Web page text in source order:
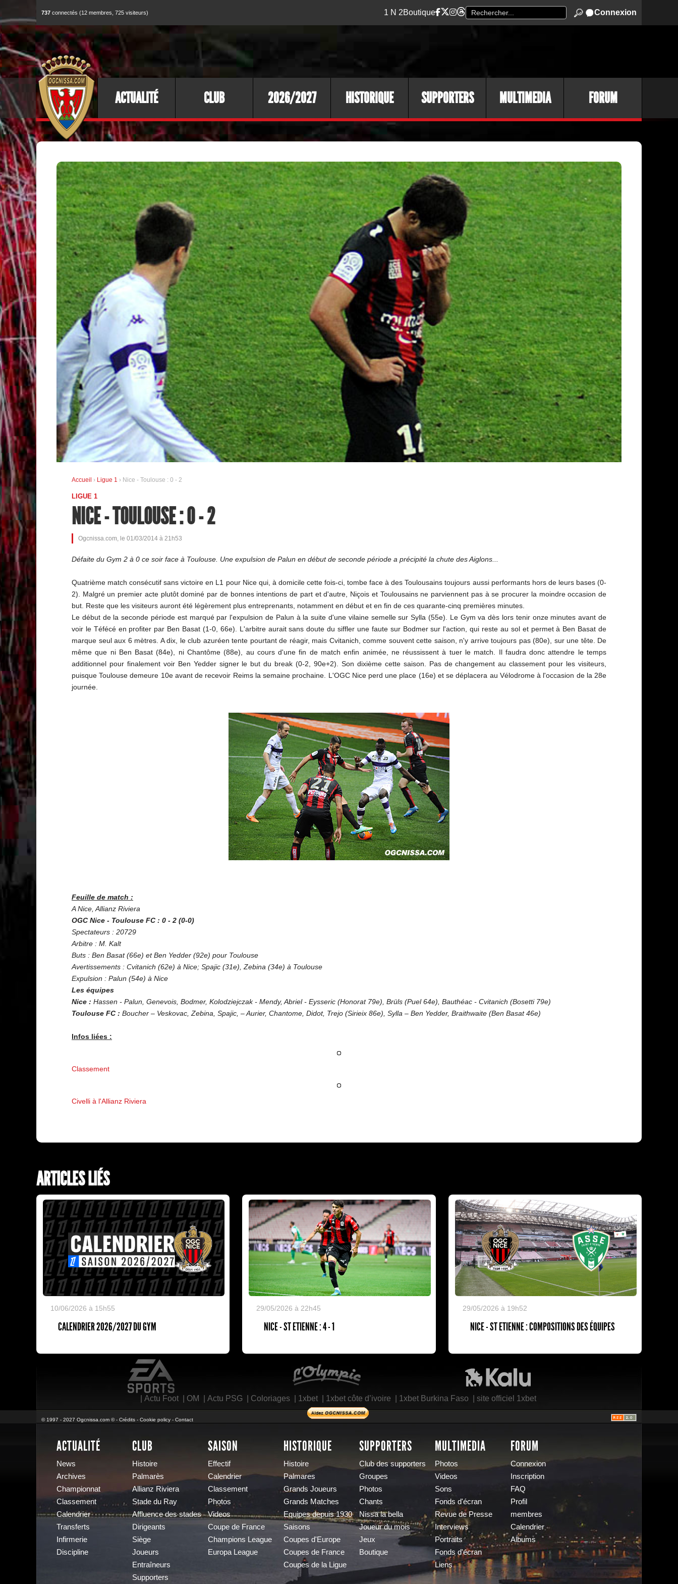
737 connectés (12 membres, 725 visiteurs) 1 N 2Boutique Connexion
ACTUALITÉ CLUB 2026/2027 HISTORIQUE SUPPORTERS MULTIMEDIA FORUM
Accueil › Ligue 1 › Nice - Toulouse : 0 - 2
LIGUE 1
NICE - TOULOUSE : 0 - 2
Ogcnissa.com, le 01/03/2014 à 21h53
Défaite du Gym 2 à 0 ce soir face à Toulouse. Une expulsion de Palun en début de seconde période a précipité la chute des Aiglons...
Quatrième match consécutif sans victoire en L1 pour Nice qui, à domicile cette fois-ci, tombe face à des Toulousains toujours aussi performants hors de leurs bases (0-
2). Malgré un premier acte plutôt dominé par de bonnes intentions de part et d'autre, Niçois et Toulousains ne parviennent pas à se procurer la moindre occasion de
but. Reste que les visiteurs auront été légèrement plus entreprenants, notamment en début et en fin de ces quarante-cinq premières minutes.
Le début de la seconde période est marqué par l'expulsion de Palun à la suite d'une vilaine semelle sur Sylla (55e). Le Gym va dès lors tenir onze minutes avant de
voir le Téfécé en profiter par Ben Basat (1-0, 66e). L'arbitre aurait sans doute du siffler une faute sur Bodmer sur l'action, qui reste au sol et permet à Ben Basat de
marque seul aux 6 mètres. A dix, le club azuréen tente pourtant de réagir, mais Cvitanich, comme souvent cette saison, n'y arrive toujours pas (80e), sur une tête. De
même que ni Ben Basat (84e), ni Chantôme (88e), au cours d'une fin de match enfin animée, ne réussissent à tuer le match. Il faudra donc attendre le temps
additionnel pour finalement voir Ben Yedder signer le but du break (0-2, 90e+2). Son dixième cette saison. Pas de changement au classement pour les visiteurs,
puisque Toulouse demeure 10e avant de recevoir Reims la semaine prochaine. L'OGC Nice perd une place (16e) et se déplacera au Vélodrome à l'occasion de la 28e
journée.
Feuille de match :
A Nice, Allianz Riviera
OGC Nice - Toulouse FC : 0 - 2 (0-0)
Spectateurs : 20729
Arbitre : M. Kalt
Buts : Ben Basat (66e) et Ben Yedder (92e) pour Toulouse
Avertissements : Cvitanich (62e) à Nice; Spajic (31e), Zebina (34e) à Toulouse
Expulsion : Palun (54e) à Nice
Les équipes
Nice : Hassen - Palun, Genevois, Bodmer, Kolodziejczak - Mendy, Abriel - Eysseric (Honorat 79e), Brüls (Puel 64e), Bauthéac - Cvitanich (Bosetti 79e)
Toulouse FC : Boucher – Veskovac, Zebina, Spajic, – Aurier, Chantome, Didot, Trejo (Sirieix 86e), Sylla – Ben Yedder, Braithwaite (Ben Basat 46e)
Infos liées :
Classement
Civelli à l'Allianz Riviera
ARTICLES LIÉS
10/06/2026 à 15h55
CALENDRIER 2026/2027 DU GYM
29/05/2026 à 22h45
NICE - ST ETIENNE : 4 - 1
29/05/2026 à 19h52
NICE - ST ETIENNE : COMPOSITIONS DES ÉQUIPES
Actu Foot| OM Actu PSG| Coloriages| 1xbet| 1xbet côte d’ivoire 1xbet Burkina Faso site officiel 1xbet
© 1997 - 2027 Ogcnissa.com © - Crédits - Cookie policy - Contact
ACTUALITÉ
News
Archives
Championnat
Classement
Calendrier
Transferts
Infirmerie
Discipline
CLUB
Histoire
Palmarès
Allianz Riviera
Stade du Ray
Affluence des stades
Dirigeants
Siège
Joueurs
Entraîneurs
Supporters
SAISON
Effectif
Calendrier
Classement
Photos
Videos
Coupe de France
Champions League
Europa League
HISTORIQUE
Histoire
Palmares
Grands Joueurs
Grands Matches
Equipes depuis 1930
Saisons
Coupes d'Europe
Coupes de France
Coupes de la Ligue
SUPPORTERS
Club des supporters
Groupes
Photos
Chants
Nissa la bella
Joueur du mois
Jeux
Boutique
MULTIMEDIA
Photos
Videos
Sons
Fonds d'écran
Revue de Presse
Interviews
Portraits
Fonds d'écran
Liens
FORUM
Connexion
Inscription
FAQ
Profil
membres
Calendrier
Albums